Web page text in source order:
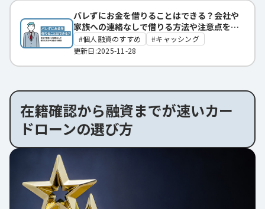
バレずにお金を借りることはできる？会社や
家族への連絡なしで借りる方法や注意点を解
説個人融資のすすめ
キャッシング
更新日:2025-11-28
在籍確認から融資までが速いカー
ドローンの選び方